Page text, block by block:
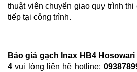
thuật viên chuyển giao quy trình
tiếp tại công trình.
Báo giá gạch Inax HB4
4 vui lòng liên hệ hotline: